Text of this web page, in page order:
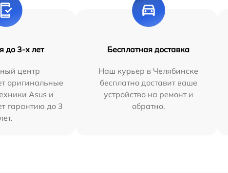
до 3-х лет
центр
оригинальные
Asus и
гарантию до 3
Бесплатная доставка
Наш курьер в Челябинске
бесплатно доставит ваше
устройство на ремонт и
обратно.